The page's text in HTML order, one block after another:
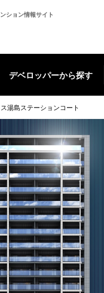
ション情報サイト
デベロッパーから探す
湯島ステーションコート